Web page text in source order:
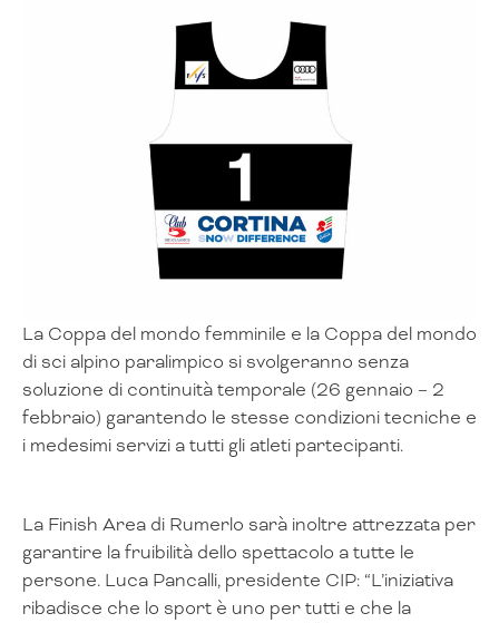
La Coppa del mondo femminile e la Coppa del mondo
di sci alpino paralimpico si svolgeranno senza
soluzione di continuità temporale (26 gennaio – 2
febbraio) garantendo le stesse condizioni tecniche e
i medesimi servizi a tutti gli atleti partecipanti.
La Finish Area di Rumerlo sarà inoltre attrezzata per
garantire la fruibilità dello spettacolo a tutte le
persone. Luca Pancalli, presidente CIP: “L’iniziativa
ribadisce che lo sport è uno per tutti e che la